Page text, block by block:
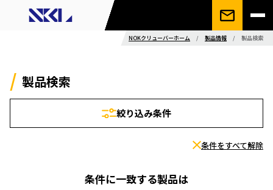
NOKクリューバーホーム / 製品情報 / 製品検索
製品検索
絞り込み条件
条件をすべて解除
条件に一致する製品は